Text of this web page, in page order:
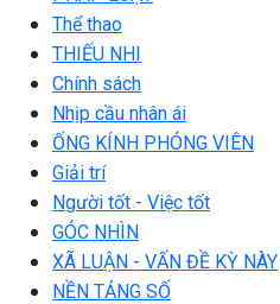
Thể thao
THIẾU NHI
Chính sách
Nhịp cầu nhân ái
ỐNG KÍNH PHÓNG VIÊN
Giải trí
Người tốt - Việc tốt
GÓC NHÌN
XÃ LUẬN - VẤN ĐỀ KỲ NÀY
NỀN TẢNG SỐ